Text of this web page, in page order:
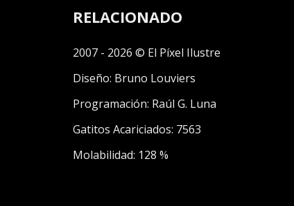
RELACIONADO
2007 - 2026 © El Píxel Ilustre
Diseño: Bruno Louviers
Programación: Raúl G. Luna
Gatitos Acariciados: 7563
Molabilidad: 128 %